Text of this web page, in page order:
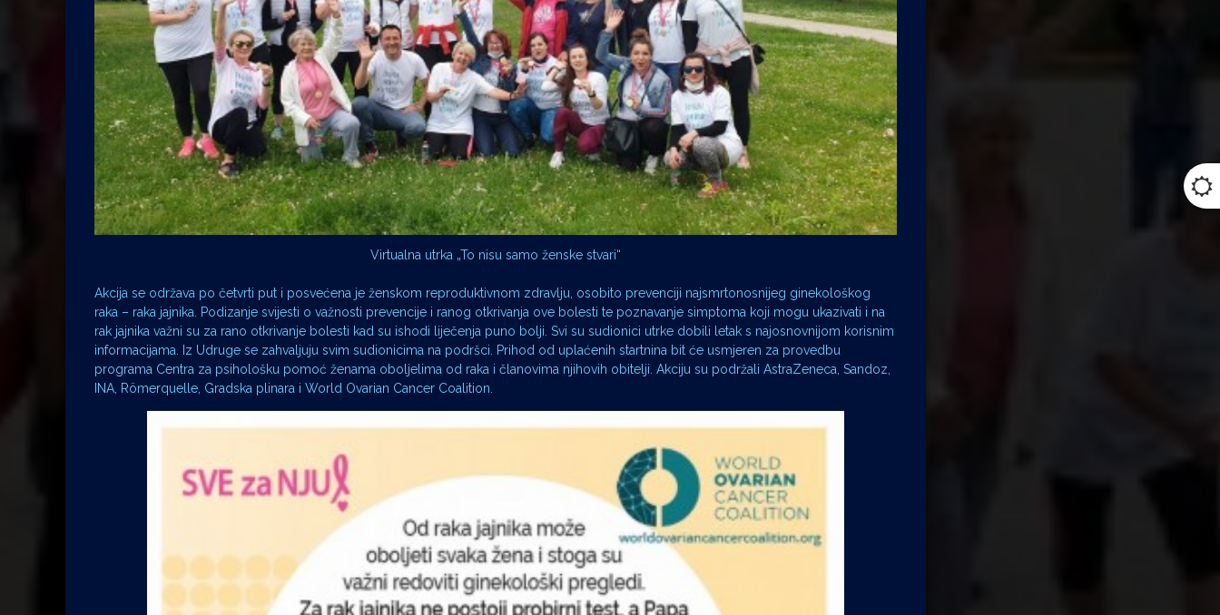
Virtualna utrka „To nisu samo ženske stvari“
Akcija se održava po četvrti put i posvećena je ženskom reproduktivnom zdravlju, osobito prevenciji najsmrtonosnijeg ginekološkog
raka – raka jajnika. Podizanje svijesti o važnosti prevencije i ranog otkrivanja ove bolesti te poznavanje simptoma koji mogu ukazivati i na
rak jajnika važni su za rano otkrivanje bolesti kad su ishodi liječenja puno bolji. Svi su sudionici utrke dobili letak s najosnovnijom korisnim
informacijama. Iz Udruge se zahvaljuju svim sudionicima na podršci. Prihod od uplaćenih startnina bit će usmjeren za provedbu
programa Centra za psihološku pomoć ženama oboljelima od raka i članovima njihovih obitelji. Akciju su podržali AstraZeneca, Sandoz,
INA, Römerquelle, Gradska plinara i World Ovarian Cancer Coalition.